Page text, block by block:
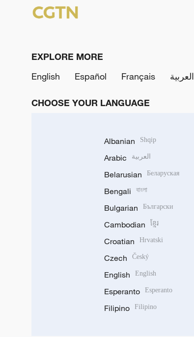
EXPLORE MORE
English
Español Français العربية
CHOOSE YOUR LANGUAGE
Albanian Shqip
Arabic العربية
Belarusian Беларуская
Bengali বাংলা
Bulgarian Български
Cambodian ខ្មែរ
Croatian Hrvatski
Czech Český
English English
Esperanto Esperanto
Filipino Filipino